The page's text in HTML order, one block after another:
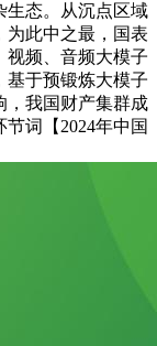
生态。从沉点区域
为此中之最，国表
视频、音频大模子
基于预锻炼大模子
，我国财产集群成
词【2024年中国